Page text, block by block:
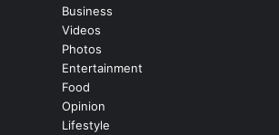
Business
Videos
Photos
Entertainment
Food
Opinion
Lifestyle